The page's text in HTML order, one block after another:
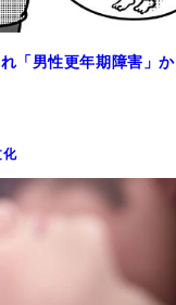
「男性更年期障害」か
化